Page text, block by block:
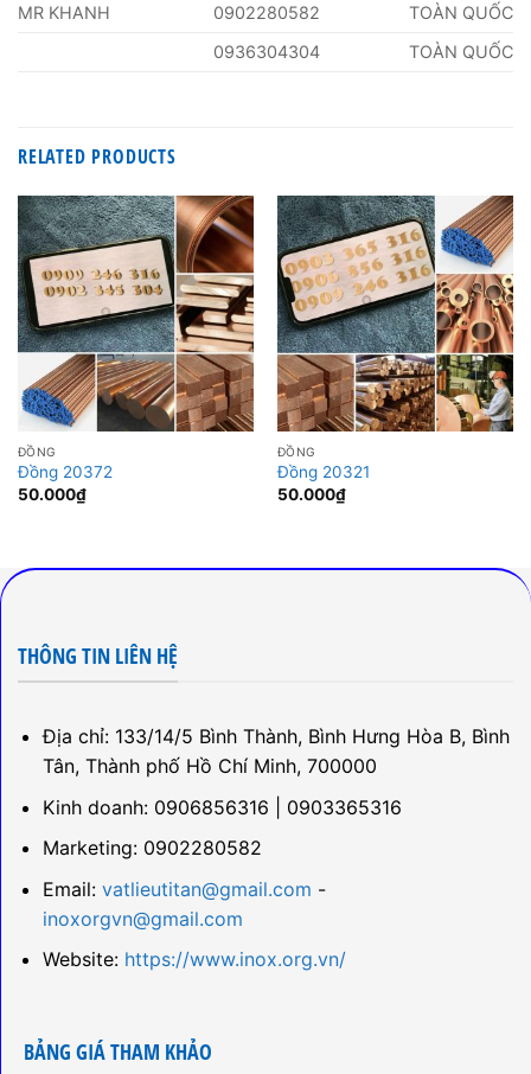
MR KHANH 0902280582
TOÀN QUỐC
0936304304
TOÀN QUỐC
RELATED PRODUCTS
ĐỒNG
Đồng 20372
50.000₫
ĐỒNG
Đồng 20321
50.000₫
THÔNG TIN LIÊN HỆ
Địa chỉ: 133/14/5 Bình Thành, Bình Hưng Hòa B, Bình
Tân, Thành phố Hồ Chí Minh, 700000
Kinh doanh: 0906856316 | 0903365316
Marketing: 0902280582
Email: vatlieutitan@gmail.com -
inoxorgvn@gmail.com
Website: https://www.inox.org.vn/
BẢNG GIÁ THAM KHẢO